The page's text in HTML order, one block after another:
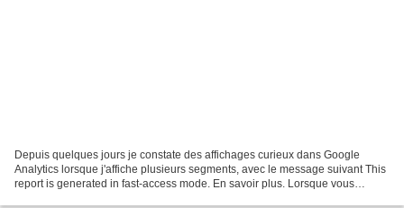
Depuis quelques jours je constate des affichages curieux dans Google
Analytics lorsque j'affiche plusieurs segments, avec le message suivant This
report is generated in fast-access mode. En savoir plus. Lorsque vous